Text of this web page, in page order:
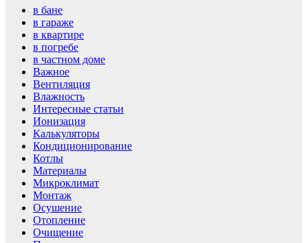
в бане
в гараже
в квартире
в погребе
в частном доме
Важное
Вентиляция
Влажность
Интересные статьи
Ионизация
Калькуляторы
Кондиционирование
Котлы
Материалы
Микроклимат
Монтаж
Осушение
Отопление
Очищение